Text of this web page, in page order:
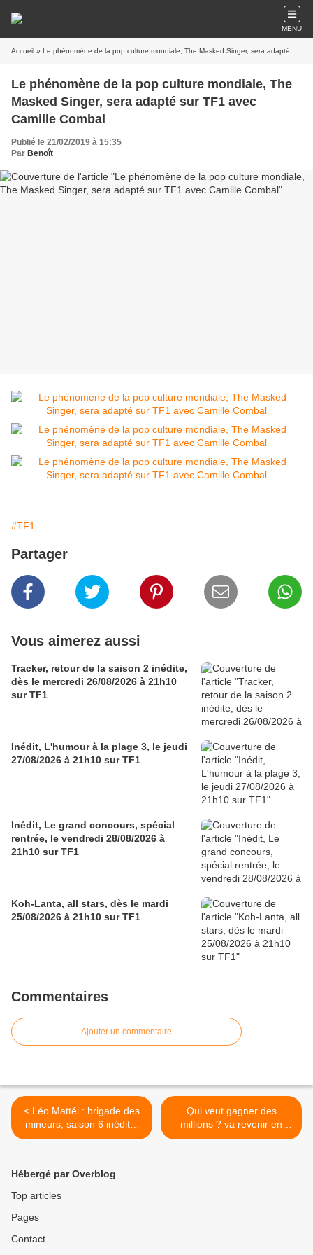
MENU
Accueil » Le phénomène de la pop culture mondiale, The Masked Singer, sera adapté sur TF1 avec Camille Combal
Le phénomène de la pop culture mondiale, The
Masked Singer, sera adapté sur TF1 avec
Camille Combal
Publié le 21/02/2019 à 15:35
Par Benoît
#TF1
Partager
Vous aimerez aussi
Tracker, retour de la saison 2 inédite,
dès le mercredi 26/08/2026 à 21h10
sur TF1
Inédit, L'humour à la plage 3, le jeudi
27/08/2026 à 21h10 sur TF1
Inédit, Le grand concours, spécial
rentrée, le vendredi 28/08/2026 à
21h10 sur TF1
Koh-Lanta, all stars, dès le mardi
25/08/2026 à 21h10 sur TF1
Commentaires
Ajouter un commentaire
< Léo Mattéi : brigade des
mineurs, saison 6 inédite,
épisode 3 et 4, ce soir à
Qui veut gagner des
millions ? va revenir en
quotidienne avec des
Hébergé par Overblog
Top articles
Pages
Contact